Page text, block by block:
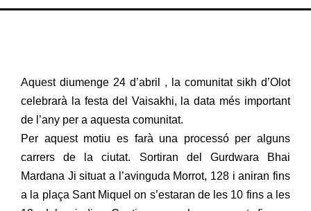
Aquest diumenge 24 d’abril , la comunitat sikh d’Olot
celebrarà la festa del Vaisakhi, la data més important
de l’any per a aquesta comunitat.
Per aquest motiu es farà una processó per alguns
carrers de la ciutat. Sortiran del Gurdwara Bhai
Mardana Ji situat a l’avinguda Morrot, 128 i aniran fins
a la plaça Sant Miquel on s’estaran de les 10 fins a les